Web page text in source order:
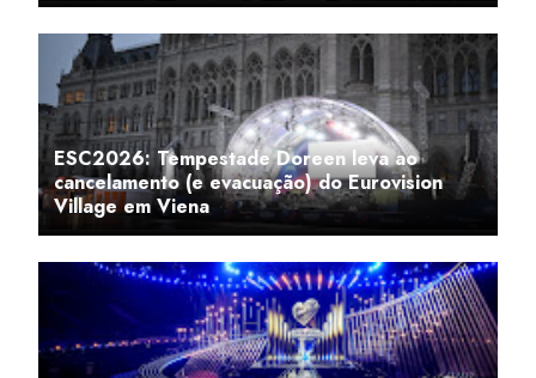
ESC2026: Tempestade Doreen leva ao
cancelamento (e evacuação) do Eurovision
Village em Viena